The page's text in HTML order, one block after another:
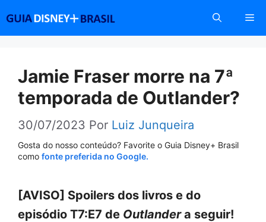
conteúdo
Jamie Fraser morre na 7ª
temporada de Outlander?
30/07/2023 Por Luiz Junqueira
Gosta do nosso conteúdo? Favorite o Guia Disney+ Brasil
como fonte preferida no Google.
[AVISO] Spoilers dos livros e do
episódio T7:E7 de Outlandera seguir!